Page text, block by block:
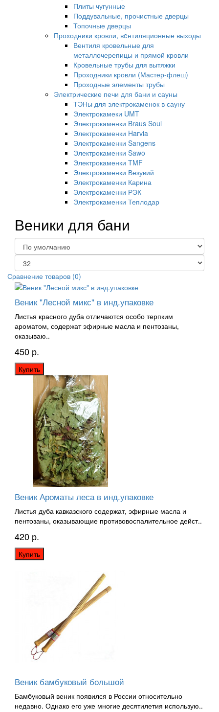
Плиты чугунные
Поддувальные, прочистные дверцы
Топочные дверцы
Проходники кровли, вeнтиляционные выходы
Вентиля кровельные для
металлочерепицы и прямой кровли
Кровельные трубы для вытяжки
Проходники кровли (Мастер-флеш)
Проходные элементы трубы
Электрические печи для бани и сауны
ТЭНы для электрокаменок в сауну
Электрокамеки UMT
Электрокаменки Braus Soul
Электрокаменки Harvia
Электрокаменки Sangens
Электрокаменки Sawo
Электрокаменки TMF
Электрокаменки Везувий
Электрокаменки Карина
Электрокаменки РЭК
Электрокаменки Теплодар
Веники для бани
Сравнение товаров (0)
Веник "Лесной микс" в инд.упаковке
Листья красного дуба отличаются особо терпким
ароматом, содержат эфирные масла и пентозаны,
оказываю..
450 р.
Купить
Веник Ароматы леса в инд.упаковке
Листья дуба кавказского содержат, эфирные масла и
пентозаны, оказывающие противовоспалительное дейст..
420 р.
Купить
Веник бамбуковый большой
Бамбуковый веник появился в России относительно
недавно. Однако его уже многие десятилетия использую..